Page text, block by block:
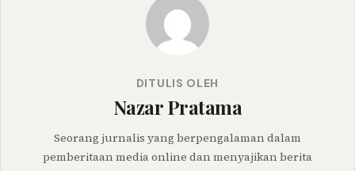
DITULIS OLEH
Nazar Pratama
Seorang jurnalis yang berpengalaman dalam
pemberitaan media online dan menyajikan berita